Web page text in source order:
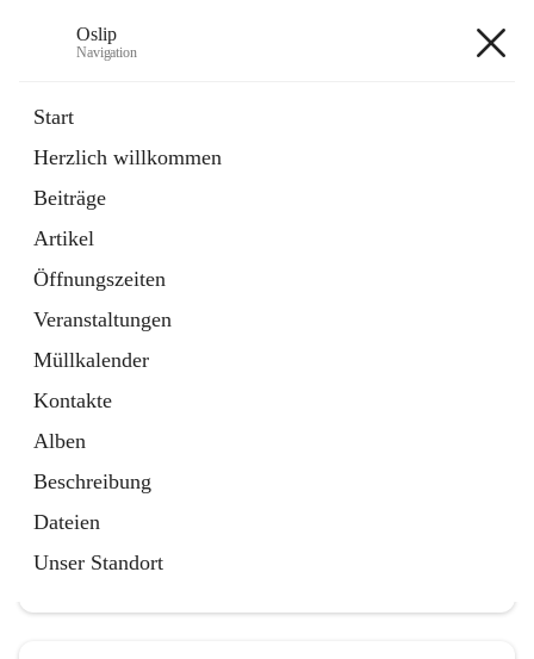
Oslip
Navigation
Start
Herzlich willkommen
Beiträge
Artikel
Öffnungszeiten
Veranstaltungen
Müllkalender
Kontakte
Alben
Beschreibung
Dateien
Unser Standort
Externe Webseite
in
Tab
Bundeskanzleramt Österreich
Externe Webseite
öffnet
in
neuem
Tab